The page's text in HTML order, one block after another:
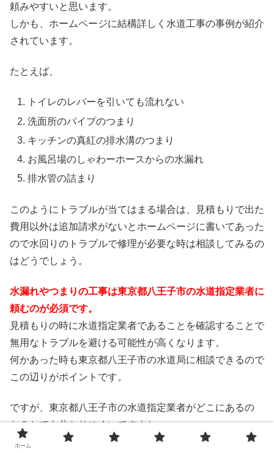
頼みやすいと思います。
しかも、ホームページに結構詳しく水道工事の事例が紹介
されています。
たとえば、
トイレのレバーを引いても流れない
洗面所のパイプのつまり
キッチンの真紅の排水溝のつまり
お風呂場のしゃわーホースからの水漏れ
排水管の詰まり
このようにトラブルが当てはまる場合は、見積もりで出た
費用以外は追加請求がないとホームページに書いてあった
ので水回りのトラブルで修理が必要な時は相談してみるの
はどうでしょう。
水漏れやつまりの工事は東京都八王子市の水道指定業者に
頼むのが必須です。
見積もりの時に水道指定業者であることを確認することで
無用なトラブルを避ける可能性が高くなります。
何かあった時も東京都八王子市の水道局に相談できるので
この辺りがポイントです。
ですが、東京都八王子市の水道指定業者がどこにあるの
か？とても分かりにくいですよね。
マンションならポストに入っている水道業者さんに頼むこ
ホーム